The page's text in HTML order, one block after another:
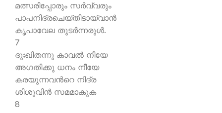
മത്സരിപ്പോരും സര്‍വ്വരും
പാപനിദ്രചെയ്തീടായ്വാന്‍
കൃപാവേല തുടര്‍ന്നരുള്‍.
7
ദുഃഖിതന്നു കാവല്‍ നീയേ
അഗതിക്കു ധനം നീയേ
കരയുന്നവന്‍റെ നിദ്ര
ശിശുവിന്‍ സമമാകുക
8